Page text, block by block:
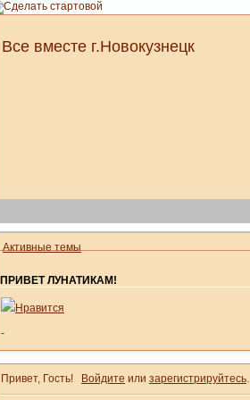
Все вместе г.Новокузнецк
Активные темы
ПРИВЕТ ЛУНАТИКАМ!
Нравится
-
Привет, Гость! Войдите или зарегистрируйтесь.